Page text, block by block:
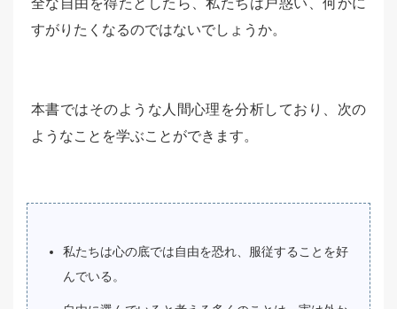
すがりたくなるのではないでしょうか。
本書ではそのような人間心理を分析しており、次の
ようなことを学ぶことができます。
私たちは心の底では自由を恐れ、服従することを好
んでいる。